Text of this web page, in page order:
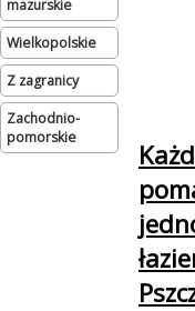
mazurskie
wielkopolskie
Z zagranicy
zachodnio-
pomorskie